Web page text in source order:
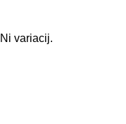
Ni variacij.